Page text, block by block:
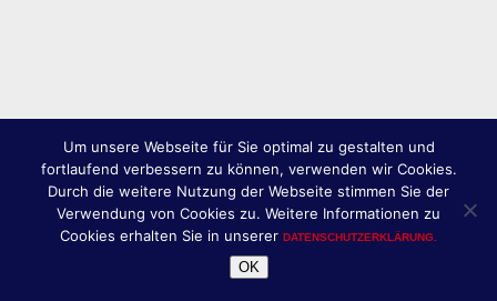
Um unsere Webseite für Sie optimal zu gestalten und
fortlaufend verbessern zu können, verwenden wir Cookies.
Durch die weitere Nutzung der Webseite stimmen Sie der
Verwendung von Cookies zu. Weitere Informationen zu
Cookies erhalten Sie in unserer DATENSCHUTZERKLÄRUNG.
OK